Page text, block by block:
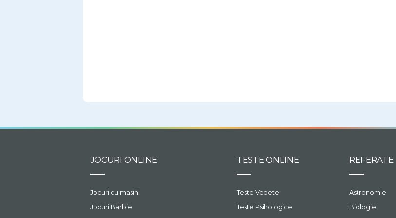
JOCURI ONLINE
Jocuri cu masini
Jocuri Barbie
TESTE ONLINE
Teste Vedete
Teste Psihologice
REFERATE
Astronomie
Biologie